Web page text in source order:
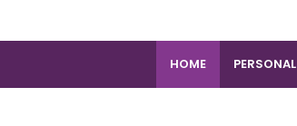
HOME PERSONAL